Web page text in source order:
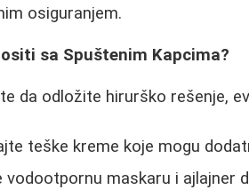
osiguranjem.
sa Spuštenim Kapcima?
da odložite hirurško rešenje,
teške kreme koje mogu
vodootpornu maskaru i ajlajner